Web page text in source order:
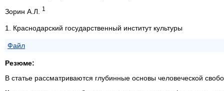
Зорин А.Л. 1
1. Краснодарский государственный институт культуры
Файл
Резюме:
В статье рассматриваются глубинные основы человеческой